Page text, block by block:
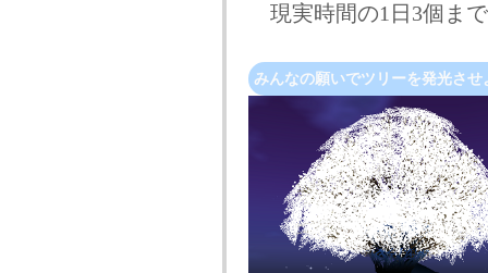
現実時間の1日3個ま
みんなの願いでツリーを発光させ